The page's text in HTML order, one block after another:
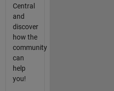
Central
and
discover
how the
community
can
help
you!